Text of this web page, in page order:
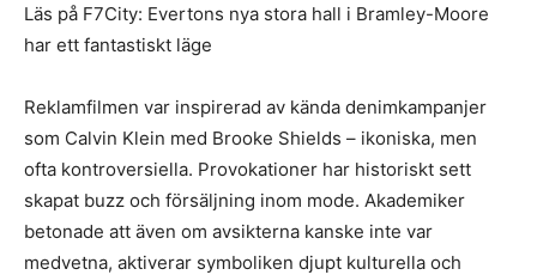
Läs på F7City: Evertons nya stora hall i Bramley-Moore
har ett fantastiskt läge
Reklamfilmen var inspirerad av kända denimkampanjer
som Calvin Klein med Brooke Shields – ikoniska, men
ofta kontroversiella. Provokationer har historiskt sett
skapat buzz och försäljning inom mode. Akademiker
betonade att även om avsikterna kanske inte var
medvetna, aktiverar symboliken djupt kulturella och